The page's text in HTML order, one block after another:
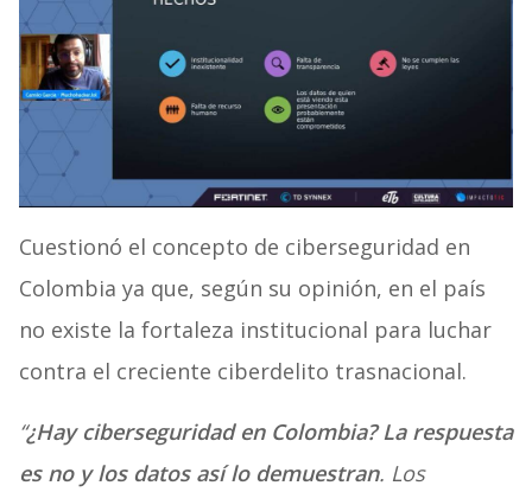
Cuestionó el concepto de ciberseguridad en
Colombia ya que, según su opinión, en el país
no existe la fortaleza institucional para luchar
contra el creciente ciberdelito trasnacional.
“¿Hay ciberseguridad en Colombia? La respuesta
es no y los datos así lo demuestran. Los